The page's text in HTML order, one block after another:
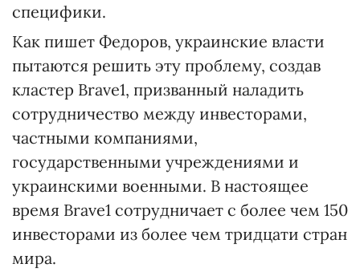
специфики.
Как пишет Федоров, украинские власти
пытаются решить эту проблему, создав
кластер Brave1, призванный наладить
сотрудничество между инвесторами,
частными компаниями,
государственными учреждениями и
украинскими военными. В настоящее
время Brave1 сотрудничает с более чем 150
инвесторами из более чем тридцати стран
мира.